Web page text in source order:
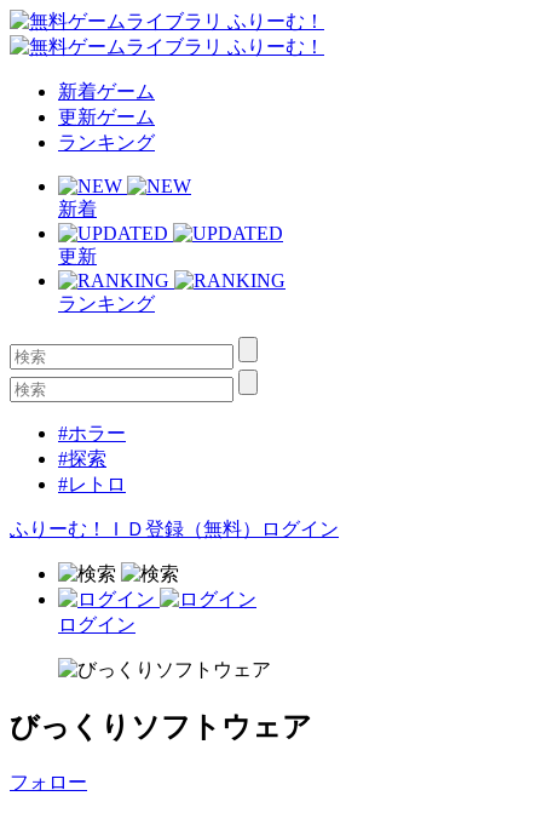
新着ゲーム
更新ゲーム
ランキング
新着
更新
ランキング
#ホラー
#探索
#レトロ
ふりーむ！ＩＤ登録（無料） ログイン
ログイン
びっくりソフトウェア
フォロー